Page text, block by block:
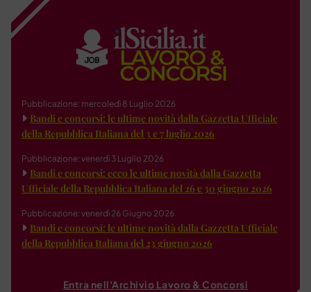
Pubblicazione: mercoledì 8 Luglio 2026
Bandi e concorsi: le ultime novità dalla Gazzetta Ufficiale
della Repubblica Italiana del 3 e 7 luglio 2026
Pubblicazione: venerdì 3 Luglio 2026
Bandi e concorsi: ecco le ultime novità dalla Gazzetta
Ufficiale della Repubblica Italiana del 26 e 30 giugno 2026
Pubblicazione: venerdì 26 Giugno 2026
Bandi e concorsi: le ultime novità dalla Gazzetta Ufficiale
della Repubblica Italiana del 23 giugno 2026
Entra nell'Archivio Lavoro & Concorsi